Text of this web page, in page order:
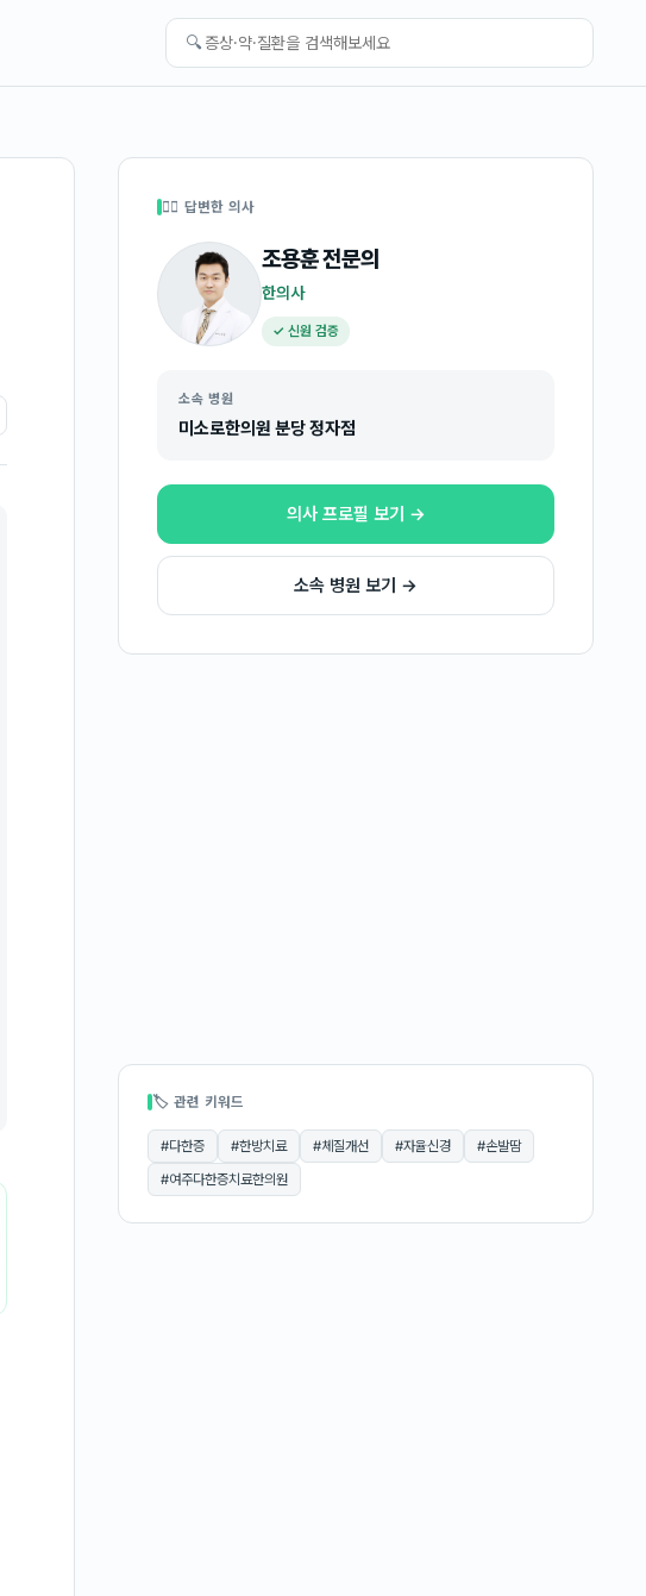
🔍
👩‍⚕️ 답변한 의사
조용훈전문의
한의사
✓ 신원 검증
소속 병원
미소로한의원 분당 정자점
의사 프로필 보기 →
소속 병원 보기 →
🏷 관련 키워드
#다한증 #한방치료 #체질개선 #자율신경 #손발땀
#여주다한증치료한의원